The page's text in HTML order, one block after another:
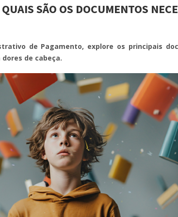
SÃO OS DOCUMENTOS
de Pagamento, explore os principais
de cabeça.